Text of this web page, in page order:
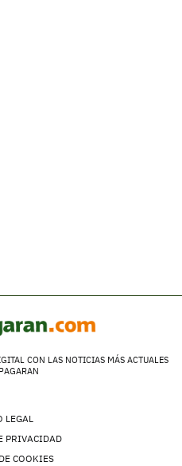
CON LAS NOTICIAS MÁS ACTUALES
LEGAL
PRIVACIDAD
COOKIES